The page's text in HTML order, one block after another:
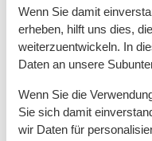
Terrasse
Entfernung
Strandentfernung
Küche
Backofen
Wenn Sie damit
erheben, hilft uns dies,
weiterzuentwickeln. In
Daten an unsere
Wenn Sie die
Sie sich damit
wir Daten für